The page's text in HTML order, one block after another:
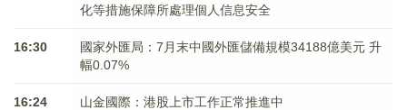
化等措施保障所處理個人信息安全
16:30
國家外匯局：7月末中國外匯儲備規模34188億美元 升
幅0.07%
16:24 山金國際：港股上市工作正常推進中